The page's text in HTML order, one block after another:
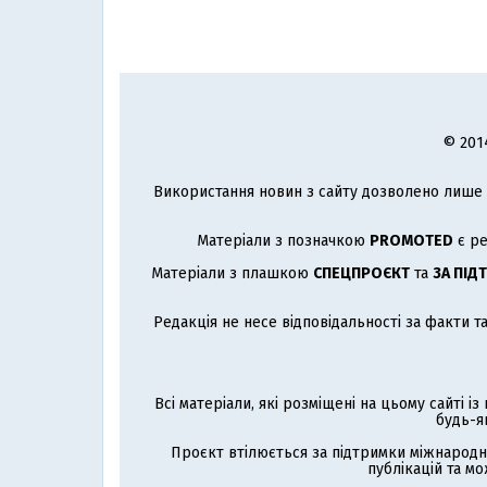
©
Використання новин з сайту дозволено
Матеріали з позначкою PROMOTED є
Матеріали з плашкою СПЕЦПРОЄКТта ЗА
Редакція не несе відповідальності за факти
Всі матеріали, які розміщені на цьому сайті
будь-
Проєкт втілюється за підтримки
публікацій та